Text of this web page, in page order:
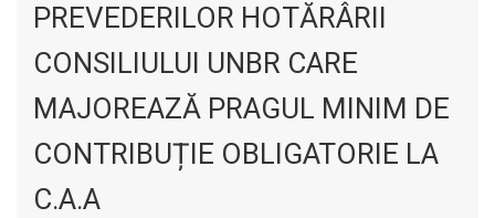
PREVEDERILOR HOTĂRÂRII
CONSILIULUI UNBR CARE
MAJOREAZĂ PRAGUL MINIM DE
CONTRIBUȚIE OBLIGATORIE LA
C.A.A